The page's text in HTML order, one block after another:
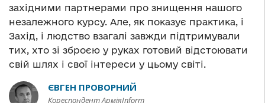
західними партнерами про знищення нашого
незалежного курсу. Але, як показує практика, і
Захід, і людство взагалі завжди підтримували
тих, хто зі зброєю у руках готовий відстоювати
свій шлях і свої інтереси у цьому світі.
ЄВГЕН ПРОВОРНИЙ
Кореспондент АрміяInform